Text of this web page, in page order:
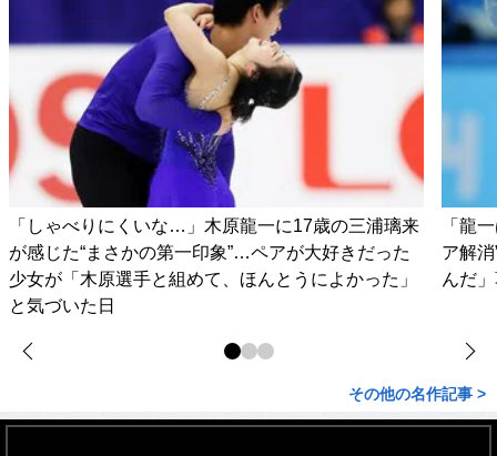
「しゃべりにくいな…」木原龍一に17歳の三浦璃来
が感じた“まさかの第一印象”…ペアが大好きだった
少女が「木原選手と組めて、ほんとうによかった」
と気づいた日
「龍
ア解
んだ
その他の名作記事 >